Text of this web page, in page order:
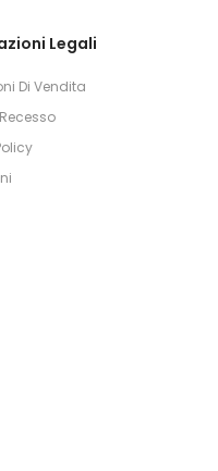
Legali
Di Vendita